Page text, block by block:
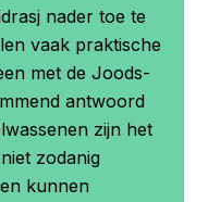
nader toe te
vaak praktische
met de Joods-
antwoord
zijn het
zodanig
kunnen